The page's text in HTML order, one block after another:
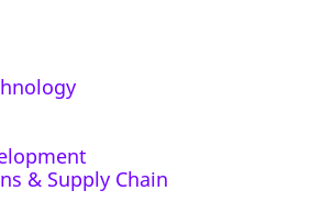
& Supply Chain